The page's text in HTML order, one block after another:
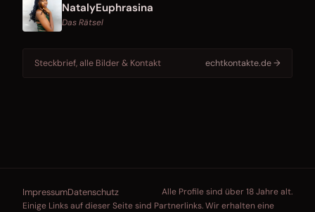
NatalyEuphrasina
Das Rätsel
Steckbrief, alle Bilder & Kontakt echtkontakte.de →
ImpressumDatenschutz
Alle Profile sind über 18 Jahre alt.
Einige Links auf dieser Seite sind Partnerlinks. Wir erhalten eine